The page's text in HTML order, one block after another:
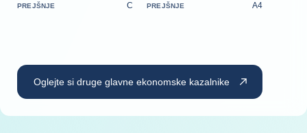
PREJŠNJE C PREJŠNJE A4
Oglejte si druge glavne ekonomske kazalnike